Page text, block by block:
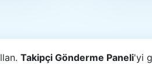
Takipçi Gönderme Paneli'yi